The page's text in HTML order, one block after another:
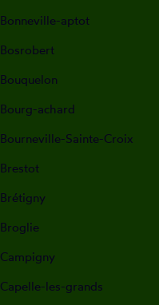
Bonneville-aptot
Bosrobert
Bouquelon
Bourg-achard
Bourneville-Sainte-Croix
Brestot
Brétigny
Broglie
Campigny
Capelle-les-grands